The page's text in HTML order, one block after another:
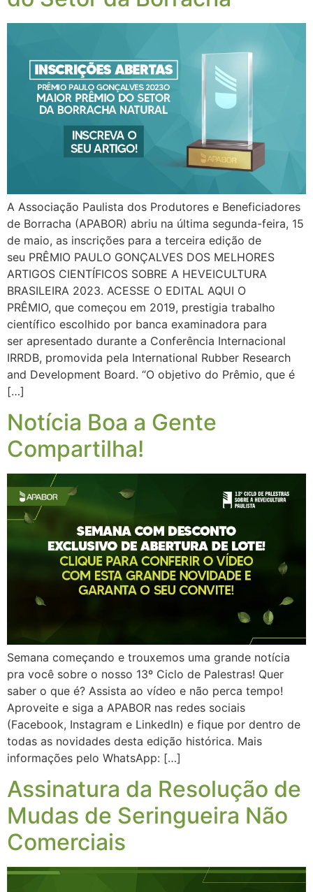
A Associação Paulista dos Produtores e Beneficiadores
de Borracha (APABOR) abriu na última segunda-feira, 15
de maio, as inscrições para a terceira edição de
seu PRÊMIO PAULO GONÇALVES DOS MELHORES
ARTIGOS CIENTÍFICOS SOBRE A HEVEICULTURA
BRASILEIRA 2023. ACESSE O EDITAL AQUI O
PRÊMIO, que começou em 2019, prestigia trabalho
científico escolhido por banca examinadora para
ser apresentado durante a Conferência Internacional
IRRDB, promovida pela International Rubber Research
and Development Board. “O objetivo do Prêmio, que é
[…]
Notícia Boa a Gente
Compartilha!
Semana começando e trouxemos uma grande notícia
pra você sobre o nosso 13º Ciclo de Palestras! Quer
saber o que é? Assista ao vídeo e não perca tempo!
Aproveite e siga a APABOR nas redes sociais
(Facebook, Instagram e LinkedIn) e fique por dentro de
todas as novidades desta edição histórica. Mais
informações pelo WhatsApp: […]
Assinatura da Resolução de
Mudas de Seringueira Não
Comerciais